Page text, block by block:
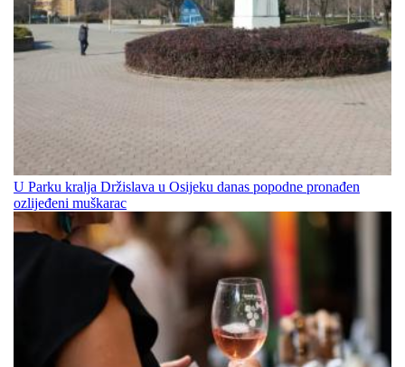
U Parku kralja Držislava u Osijeku danas popodne pronađen
ozlijeđeni muškarac